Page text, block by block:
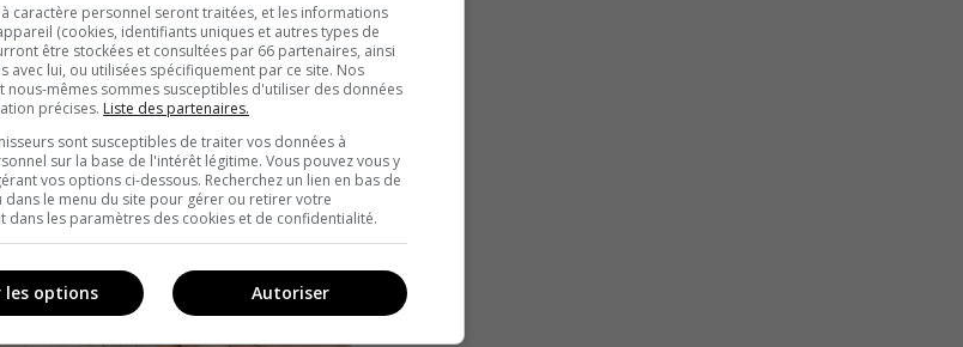
caractère personnel seront traitées, et les informations
(cookies, identifiants uniques et autres types de
être stockées et consultées par 66 partenaires, ainsi
avec lui, ou utilisées spécifiquement par ce site. Nos
nous-mêmes sommes susceptibles d'utiliser des données
précises. Liste des partenaires.
sont susceptibles de traiter vos données à
sur la base de l'intérêt légitime. Vous pouvez vous y
vos options ci-dessous. Recherchez un lien en bas de
dans le menu du site pour gérer ou retirer votre
dans les paramètres des cookies et de confidentialité.
Autoriser
les options